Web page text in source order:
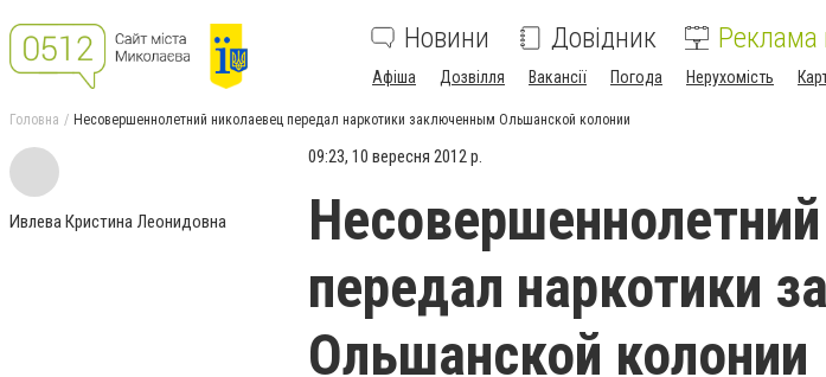
Новини Довідник Реклама
Афіша Дозвілля Вакансії Погода Нерухомість
Головна Несовершеннолетний николаевец передал наркотики заключенным Ольшанской колонии
Ивлева Кристина Леонидовна
09:23, 10 вересня 2012 р.
передал наркотики
Ольшанской колонии